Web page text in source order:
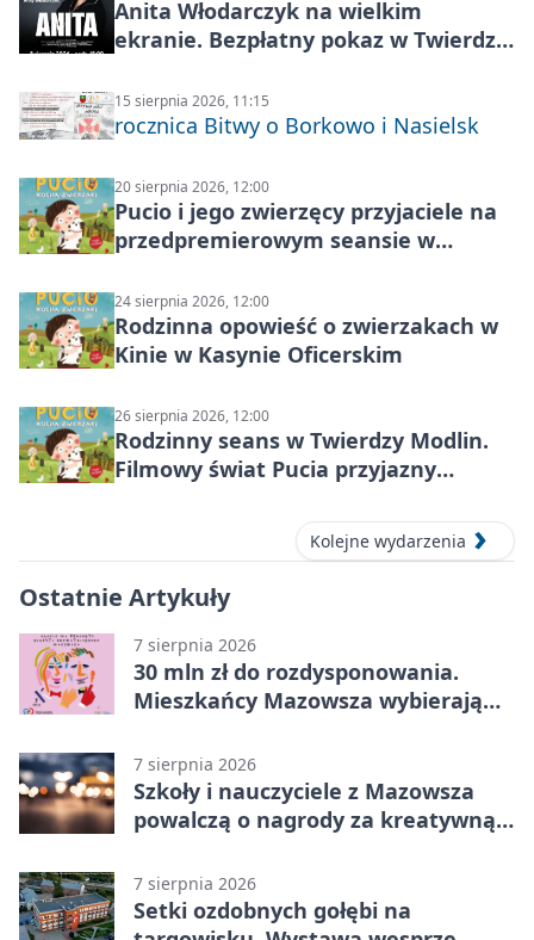
Anita Włodarczyk na wielkim
ekranie. Bezpłatny pokaz w Twierdzy
15 sierpnia 2026, 11:15
rocznica Bitwy o Borkowo i Nasielsk
20 sierpnia 2026, 12:00
Pucio i jego zwierzęcy przyjaciele na
przedpremierowym seansie w
24 sierpnia 2026, 12:00
Rodzinna opowieść o zwierzakach w
Kinie w Kasynie Oficerskim
26 sierpnia 2026, 12:00
Rodzinny seans w Twierdzy Modlin.
Filmowy świat Pucia przyjazny
Kolejne wydarzenia
Ostatnie Artykuły
7 sierpnia 2026
30 mln zł do rozdysponowania.
Mieszkańcy Mazowsza wybierają
7 sierpnia 2026
Szkoły i nauczyciele z Mazowsza
powalczą o nagrody za kreatywną
7 sierpnia 2026
Setki ozdobnych gołębi na